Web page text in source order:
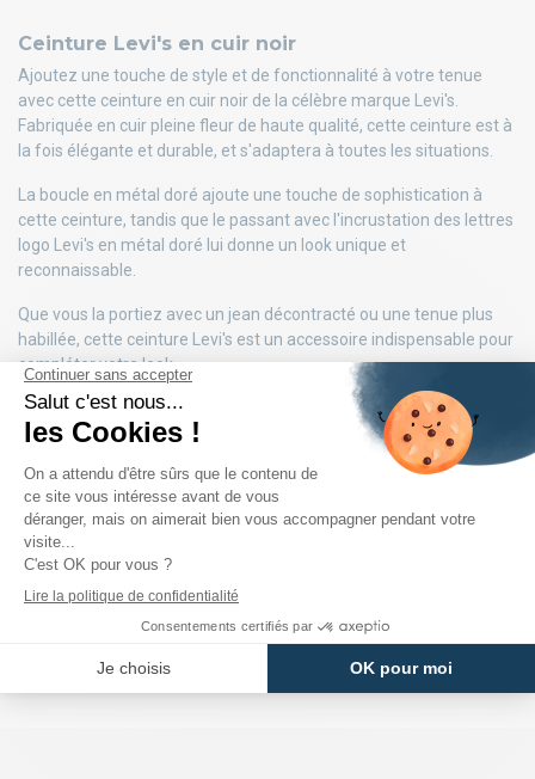
Ceinture Levi's en cuir noir
Ajoutez une touche de style et de fonctionnalité à votre tenue
avec cette ceinture en cuir noir de la célèbre marque Levi's.
Fabriquée en cuir pleine fleur de haute qualité, cette ceinture est à
la fois élégante et durable, et s'adaptera à toutes les situations.
La boucle en métal doré ajoute une touche de sophistication à
cette ceinture, tandis que le passant avec l'incrustation des lettres
logo Levi's en métal doré lui donne un look unique et
reconnaissable.
Que vous la portiez avec un jean décontracté ou une tenue plus
habillée, cette ceinture Levi's est un accessoire indispensable pour
compléter votre look.
DÉTAILS DU PRODUIT
AVIS PRODUIT